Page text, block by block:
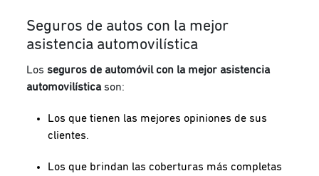
Seguros de autos con la mejor
asistencia automovilística
Losseguros de automóvil con la mejor asistencia
automovilísticason:
Los que tienen las mejores opiniones de sus
clientes.
Los que brindan las coberturas más completas